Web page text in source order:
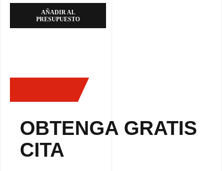
AÑADIR AL
PRESUPUESTO
OBTENGA GRATIS
CITA